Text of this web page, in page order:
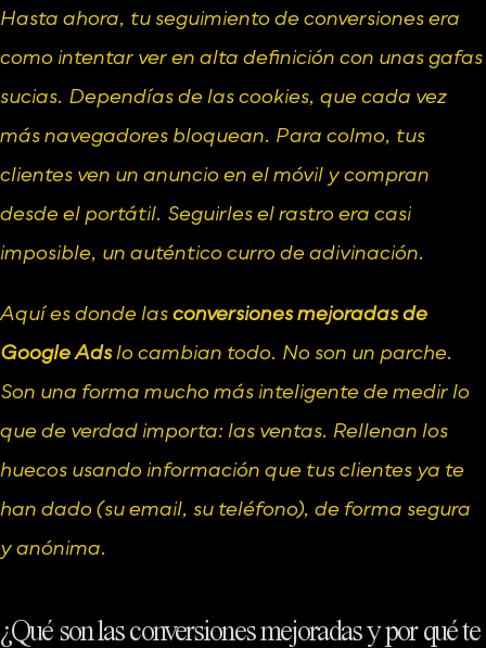
Hasta ahora, tu seguimiento de conversiones era
como intentar ver en alta definición con unas gafas
sucias. Dependías de las cookies, que cada vez
más navegadores bloquean. Para colmo, tus
clientes ven un anuncio en el móvil y compran
desde el portátil. Seguirles el rastro era casi
imposible, un auténtico curro de adivinación.
Aquí es donde las conversiones mejoradas de
Google Ads lo cambian todo. No son un parche.
Son una forma mucho más inteligente de medir lo
que de verdad importa: las ventas. Rellenan los
huecos usando información que tus clientes ya te
han dado (su email, su teléfono), de forma segura
y anónima.
¿Qué son las conversiones mejoradas y por qué te